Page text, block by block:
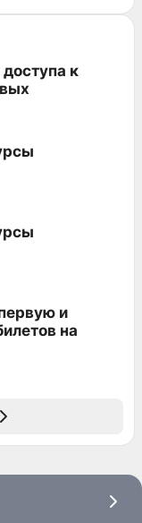
к
и
на